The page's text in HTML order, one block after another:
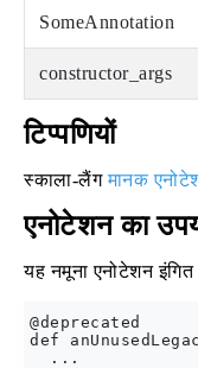
SomeAnnotation
constructor_args
टिप्पणियों
स्काला-लैंगमानक
एनोटेशन का
यह नमूना एनोटेशन इंगित
@deprecated
def
  ...